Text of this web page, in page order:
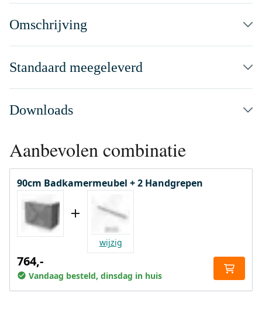
Omschrijving
Standaard meegeleverd
Downloads
Aanbevolen combinatie
90cm Badkamermeubel + 2 Handgrepen
wijzig
764,-
Vandaag besteld, dinsdag in huis